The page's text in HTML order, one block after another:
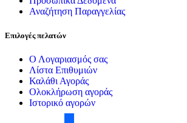
Αναζήτηση Παραγγελίας
Επιλογές πελατών
Ο Λογαριασμός σας
Λίστα Επιθυμιών
Καλάθι Αγοράς
Ολοκλήρωση αγοράς
Ιστορικό αγορών